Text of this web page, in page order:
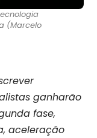
(Marcelo
ganharão
fase,
aceleração